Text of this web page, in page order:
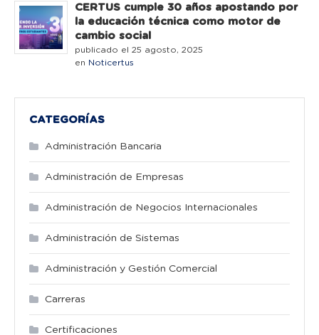
CERTUS cumple 30 años apostando por
la educación técnica como motor de
cambio social
publicado el 25 agosto, 2025
en Noticertus
CATEGORÍAS
Administración Bancaria
Administración de Empresas
Administración de Negocios Internacionales
Administración de Sistemas
Administración y Gestión Comercial
Carreras
Certificaciones